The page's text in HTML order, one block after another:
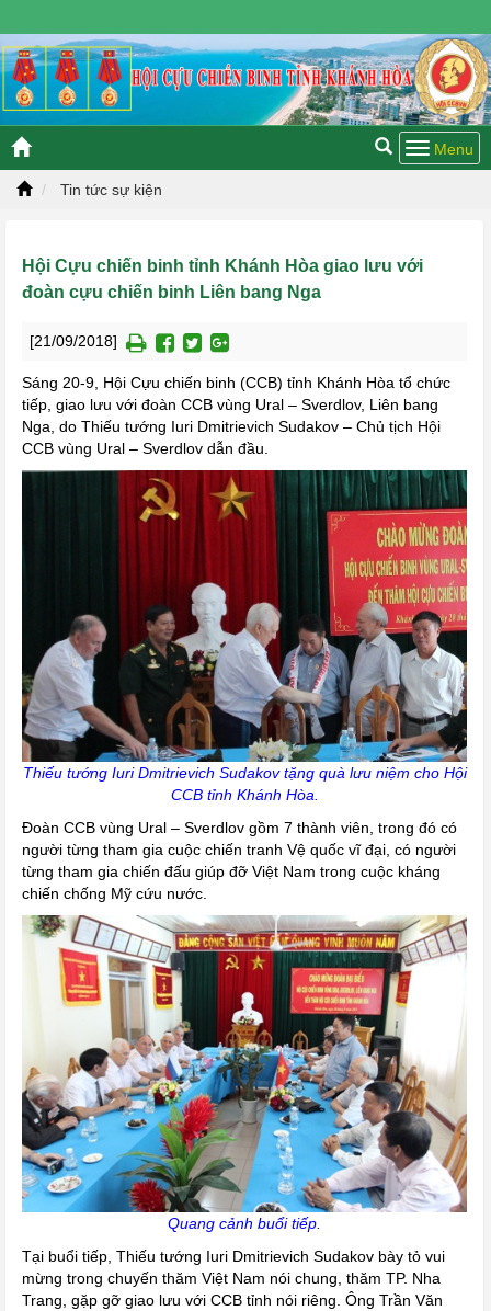
Chủ nhật, 09/08/2026 03:41 GMT+7
Tin tức sự kiện
Hội Cựu chiến binh tỉnh Khánh Hòa giao lưu với
đoàn cựu chiến binh Liên bang Nga
[21/09/2018]
Sáng 20-9, Hội Cựu chiến binh (CCB) tỉnh Khánh Hòa tổ chức
tiếp, giao lưu với đoàn CCB vùng Ural – Sverdlov, Liên bang
Nga, do Thiếu tướng Iuri Dmitrievich Sudakov – Chủ tịch Hội
CCB vùng Ural – Sverdlov dẫn đầu.
Thiếu tướng Iuri Dmitrievich Sudakov tặng quà lưu niệm cho Hội
CCB tỉnh Khánh Hòa.
Đoàn CCB vùng Ural – Sverdlov gồm 7 thành viên, trong đó có
người từng tham gia cuộc chiến tranh Vệ quốc vĩ đại, có người
từng tham gia chiến đấu giúp đỡ Việt Nam trong cuộc kháng
chiến chống Mỹ cứu nước.
Quang cảnh buổi tiếp.
Tại buổi tiếp, Thiếu tướng Iuri Dmitrievich Sudakov bày tỏ vui
mừng trong chuyến thăm Việt Nam nói chung, thăm TP. Nha
Trang, gặp gỡ giao lưu với CCB tỉnh nói riêng. Ông Trần Văn